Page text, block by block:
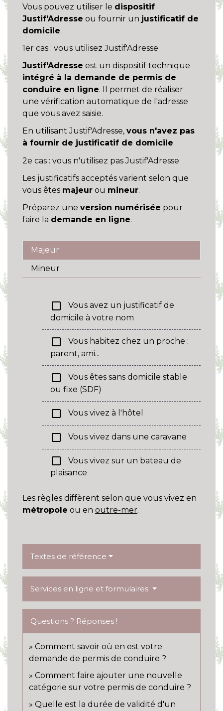
Vous pouvez utiliser le dispositif
Justif'Adresse ou fournir un justificatif de
domicile.
1er cas : vous utilisez Justif'Adresse
Justif'Adresse est un dispositif technique
intégré à la demande de permis de
conduire en ligne. Il permet de réaliser
une vérification automatique de l'adresse
que vous avez saisie.
En utilisant Justif'Adresse, vous n'avez pas
à fournir de justificatif de domicile.
2e cas : vous n'utilisez pas Justif'Adresse
Les justificatifs acceptés varient selon que
vous êtes majeur ou mineur.
Préparez une version numérisée pour
faire la demande en ligne.
Majeur
Mineur
check_box_outline_blank
Vous avez un justificatif de
domicile à votre nom
check_box_outline_blank
Vous habitez chez un proche :
parent, ami...
check_box_outline_blank
Vous êtes sans domicile stable
ou fixe (SDF)
check_box_outline_blank Vous vivez à l'hôtel
check_box_outline_blank Vous vivez dans une caravane
check_box_outline_blank
Vous vivez sur un bateau de
plaisance
Les règles diffèrent selon que vous vivez en
métropole ou en outre-mer.
Textes de référence
Services en ligne et formulaires
Questions ? Réponses !
Comment savoir où en est votre
demande de permis de conduire ?
Comment faire ajouter une nouvelle
catégorie sur votre permis de conduire ?
Quelle est la durée de validité d'un